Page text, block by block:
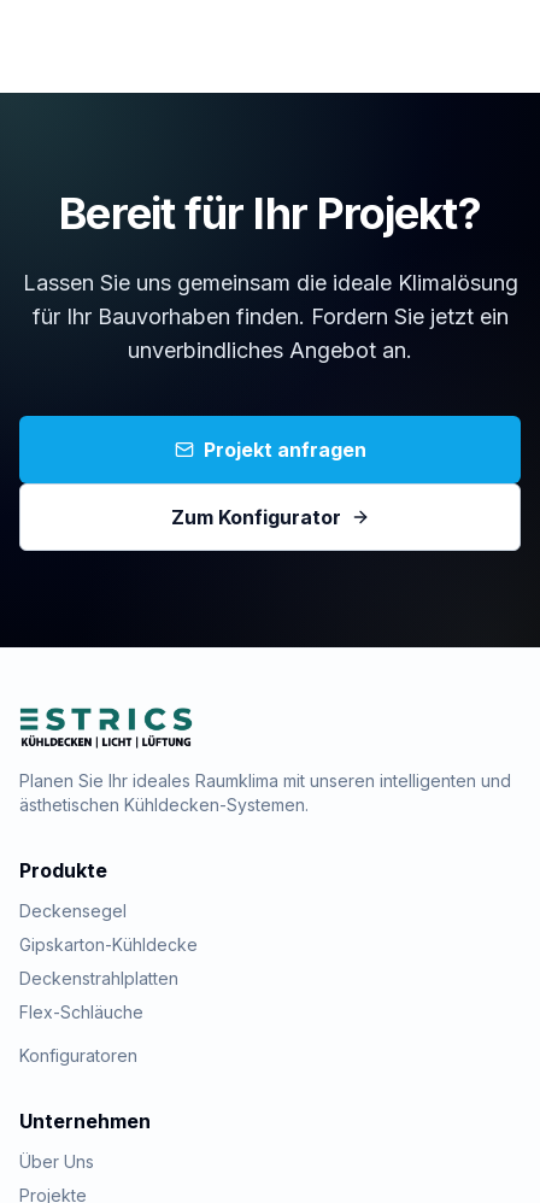
Bereit für Ihr Projekt?
Lassen Sie uns gemeinsam die ideale Klimalösung
für Ihr Bauvorhaben finden. Fordern Sie jetzt ein
unverbindliches Angebot an.
Projekt anfragen
Zum Konfigurator
Planen Sie Ihr ideales Raumklima mit unseren intelligenten und
ästhetischen Kühldecken-Systemen.
Produkte
Deckensegel
Gipskarton-Kühldecke
Deckenstrahlplatten
Flex-Schläuche
Konfiguratoren
Unternehmen
Über Uns
Projekte